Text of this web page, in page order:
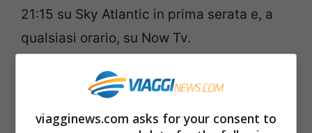
21:15 su Sky Atlantic in prima serata e, a
qualsiasi orario, su Now Tv.
Gli ospiti della reunion di
Friends
viagginews.com asks for your consent to